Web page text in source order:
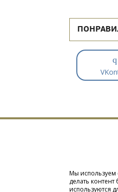
Мы используем
делать
используются